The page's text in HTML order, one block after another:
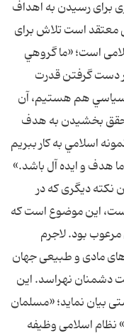
برای رسیدن به اهداف
است تلاش برای
است؛ «ما گروهي
دست گرفتن قدرت
سياسي هم هستيم، آن
تحقق بخشيدن به هدف
اسلامي به كار ببريم
هدف و ايده آل باشد.»
نکته دیگری که در
این موضوع است که
مرعوب بود. لاجرم
مادی و طبیعی جهان
دشمنان نهراسد. این
نماید؛ «مسلمان
نظام اسلامی وظیفه